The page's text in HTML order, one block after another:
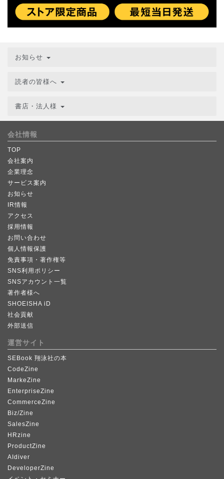
お知らせ
読者の皆様へ
書店・法人様
会社情報
TOP
会社案内
企業理念
サービス案内
お知らせ
IR情報
アクセス
採用情報
お問い合わせ
個人情報保護
免責事項・著作権等
SNS利用ポリシー
SNSアカウント一覧
著作者様へ
SHOEISHA iD
社会貢献
外部送信
運営サイト
SEBook 翔泳社の本
CodeZine
MarkeZine
EnterpriseZine
CommerceZine
Biz/Zine
SalesZine
HRzine
ProductZine
AIdiver
DeveloperZine